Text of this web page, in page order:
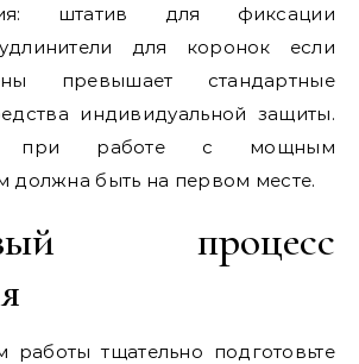
штатив для фиксации
для коронок если
превышает стандартные
индивидуальной защиты.
при работе с мощным
должна быть на первом месте.
процесс
работы тщательно подготовьте